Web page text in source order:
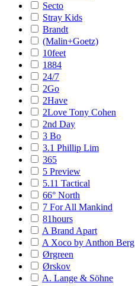
Secto
Stray Kids
Brandt
(Malin+Goetz)
10feet
1884
24/7
2Go
2Have
2Love Tony Cohen
2nd Day
3 Bo
3.1 Phillip Lim
365
5 Preview
5.11 Tactical
66° North
7 For All Mankind
81hours
A Brand Apart
A Xoco by Anthon Berg
Ørgreen
Ørskov
A. Lange & Söhne